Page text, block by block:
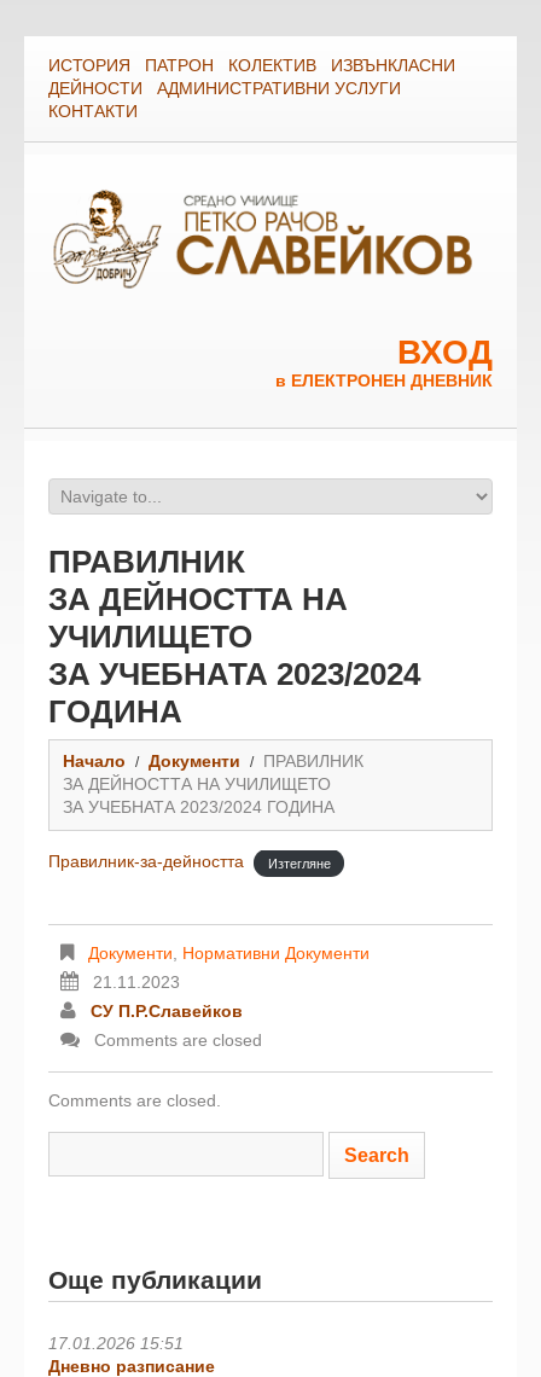
ИСТОРИЯ ПАТРОН КОЛЕКТИВ
ИЗВЪНКЛАСНИ
ДЕЙНОСТИ
АДМИНИСТРАТИВНИ УСЛУГИ
КОНТАКТИ
ВХОД
в ЕЛЕКТРОНЕН ДНЕВНИК
ПРАВИЛНИК
ЗА ДЕЙНОСТТА НА
УЧИЛИЩЕТО
ЗА УЧЕБНАТА 2023/2024
ГОДИНА
Начало Документи
ПРАВИЛНИК
ЗА ДЕЙНОСТТА НА УЧИЛИЩЕТО
ЗА УЧЕБНАТА 2023/2024 ГОДИНА
Правилник-за-дейността Изтегляне
Документи, Нормативни Документи
21.11.2023
СУ П.Р.Славейков
Comments are closed
Comments are closed.
Още публикации
17.01.2026 15:51
Дневно разписание